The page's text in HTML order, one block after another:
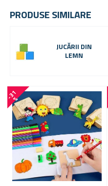
PRODUSE SIMILARE
JUCĂRII DIN
LEMN
-
3
1
%